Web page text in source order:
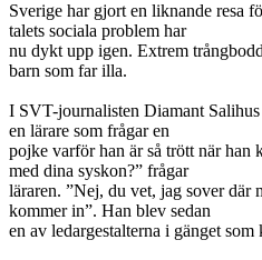
Sverige har gjort en liknande resa
talets sociala problem har
nu dykt upp igen. Extrem
barn som far illa.
I SVT-journalisten Diamant
en lärare som frågar en
pojke varför han är så trött när han
med dina syskon?” frågar
läraren. ”Nej, du vet, jag sover där
kommer in”. Han blev sedan
en av ledargestalterna i gänget